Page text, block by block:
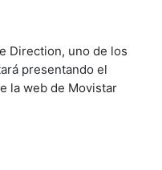
Direction, uno de los
presentando el
la web de Movistar